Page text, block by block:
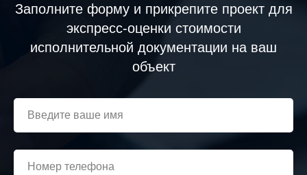
Заполните форму и прикрепите проект для
экспресс-оценки стоимости
исполнительной документации на ваш
объект